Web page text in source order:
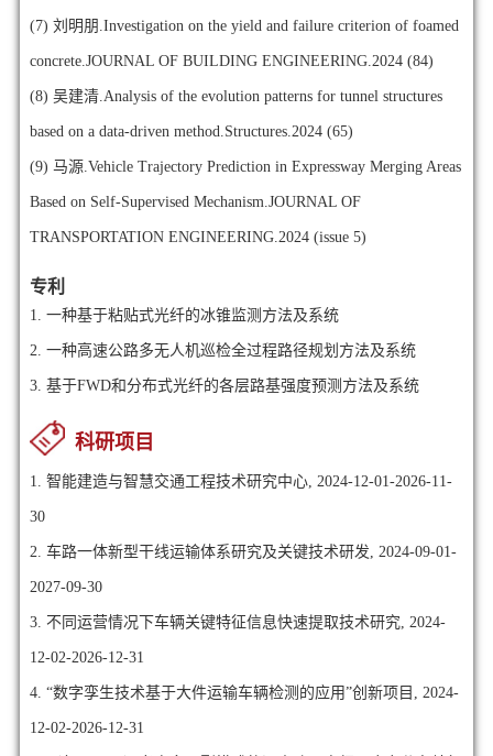
(7) 刘明朋.Investigation on the yield and failure criterion of foamed
concrete.JOURNAL OF BUILDING ENGINEERING.2024 (84)
(8) 吴建清.Analysis of the evolution patterns for tunnel structures
based on a data-driven method.Structures.2024 (65)
(9) 马源.Vehicle Trajectory Prediction in Expressway Merging Areas
Based on Self-Supervised Mechanism.JOURNAL OF
TRANSPORTATION ENGINEERING.2024 (issue 5)
专利
1. 一种基于粘贴式光纤的冰锥监测方法及系统
2. 一种高速公路多无人机巡检全过程路径规划方法及系统
3. 基于FWD和分布式光纤的各层路基强度预测方法及系统
科研项目
1. 智能建造与智慧交通工程技术研究中心, 2024-12-01-2026-11-
30
2. 车路一体新型干线运输体系研究及关键技术研发, 2024-09-01-
2027-09-30
3. 不同运营情况下车辆关键特征信息快速提取技术研究, 2024-
12-02-2026-12-31
4. “数字孪生技术基于大件运输车辆检测的应用”创新项目, 2024-
12-02-2026-12-31